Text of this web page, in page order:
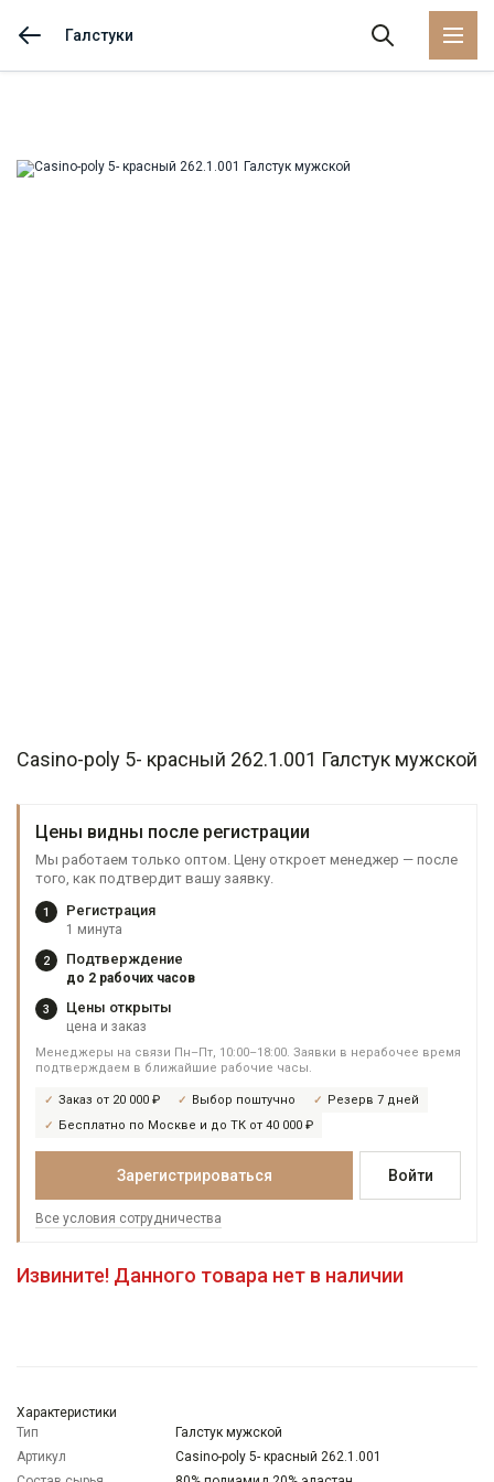
Галстуки
Casino-poly 5- красный 262.1.001 Галстук мужской
Цены видны после регистрации
Мы работаем только оптом. Цену откроет менеджер — после
того, как подтвердит вашу заявку.
1 Регистрация
1 минута
2 Подтверждение
до 2 рабочих часов
3 Цены открыты
цена и заказ
Менеджеры на связи Пн–Пт, 10:00–18:00. Заявки в нерабочее время
подтверждаем в ближайшие рабочие часы.
Заказ от 20 000 ₽ Выбор поштучно
Резерв 7 дней
Бесплатно по Москве и до ТК от 40 000 ₽
Зарегистрироваться Войти
Все условия сотрудничества
Извините! Данного товара нет в наличии
Характеристики
Тип
Галстук мужской
Артикул
Casino-poly 5- красный 262.1.001